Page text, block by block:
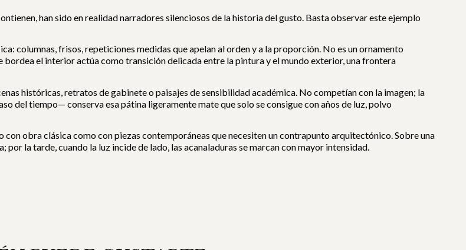
han sido en realidad narradores silenciosos de la historia del gusto. Basta observar este ejemplo
columnas, frisos, repeticiones medidas que apelan al orden y a la proporción. No es un ornamento
bordea el interior actúa como transición delicada entre la pintura y el mundo exterior, una frontera
históricas, retratos de gabinete o paisajes de sensibilidad académica. No competían con la imagen; la
del tiempo— conserva esa pátina ligeramente mate que solo se consigue con años de luz, polvo
con obra clásica como con piezas contemporáneas que necesiten un contrapunto arquitectónico. Sobre una
la tarde, cuando la luz incide de lado, las acanaladuras se marcan con mayor intensidad.